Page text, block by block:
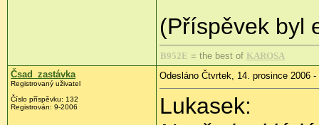
(Příspěvek byl
B952E = the best of KAROSA
Čsad_zastávka
Registrovaný uživatel
Číslo příspěvku: 132
Registrován: 9-2006
Odesláno Čtvrtek, 14. prosince 2006 -
Lukasek: